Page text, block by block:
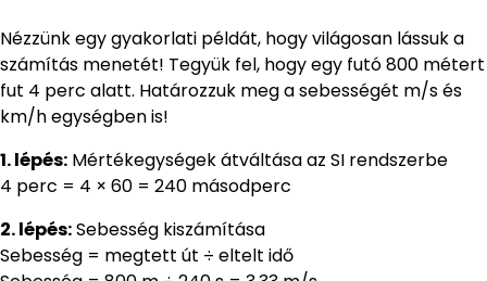
Nézzünk egy gyakorlati példát, hogy világosan lássuk a
számítás menetét! Tegyük fel, hogy egy futó 800 métert
fut 4 perc alatt. Határozzuk meg a sebességét m/s és
km/h egységben is!
1. lépés: Mértékegységek átváltása az SI rendszerbe
4 perc = 4 × 60 = 240 másodperc
2. lépés:Sebesség kiszámítása
Sebesség = megtett út ÷ eltelt idő